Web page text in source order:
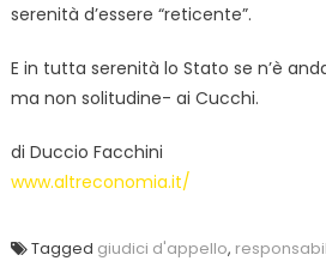
serenità d’essere “reticente”.
E in tutta serenità lo Stato se n’è
ma non solitudine- ai Cucchi.
di Duccio Facchini
www.altreconomia.it/
Tagged giudici d'appello,